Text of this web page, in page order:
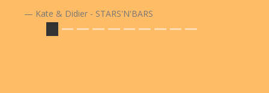
Kate & Didier - STARS'N'BARS